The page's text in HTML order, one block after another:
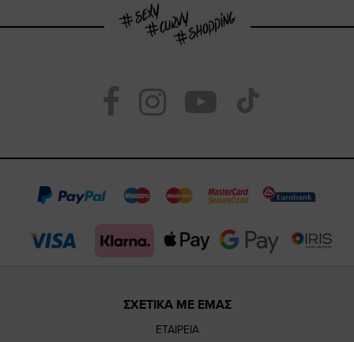
Visit
https://
page
Visit
https://
page
Visit
https://
page
our
TikTok
page
ΣΧΕΤΙΚΑ ΜΕ ΕΜΑΣ
ΕΤΑΙΡΕΙΑ